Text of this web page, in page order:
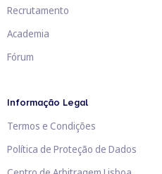
Recrutamento
Academia
Fórum
Informação Legal
Termos e Condições
Política de Proteção de Dados